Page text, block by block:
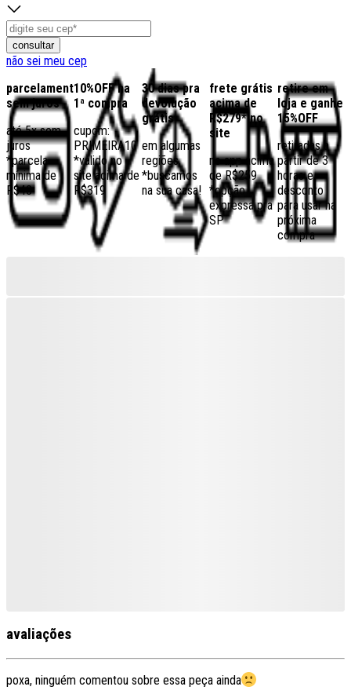
consultar
não sei meu cep
parcelamento
sem juros
até 5x sem
juros
*parcela
mínima de
R$40
10%OFF na
1ª compra
cupom:
PRIMEIRA10
*válido no
site acima de
R$319
30 dias pra
devolução
grátis
em algumas
regiões,
*buscamos
na sua casa!
frete grátis
acima de
R$279* no
site
no app acima
de R$259
*opção
expressa pra
SP
retire em
loja e ganhe
15%OFF
retiradas a
partir de 3
horas e
desconto
para usar na
próxima
compra
avaliações
poxa, ninguém comentou sobre essa peça ainda